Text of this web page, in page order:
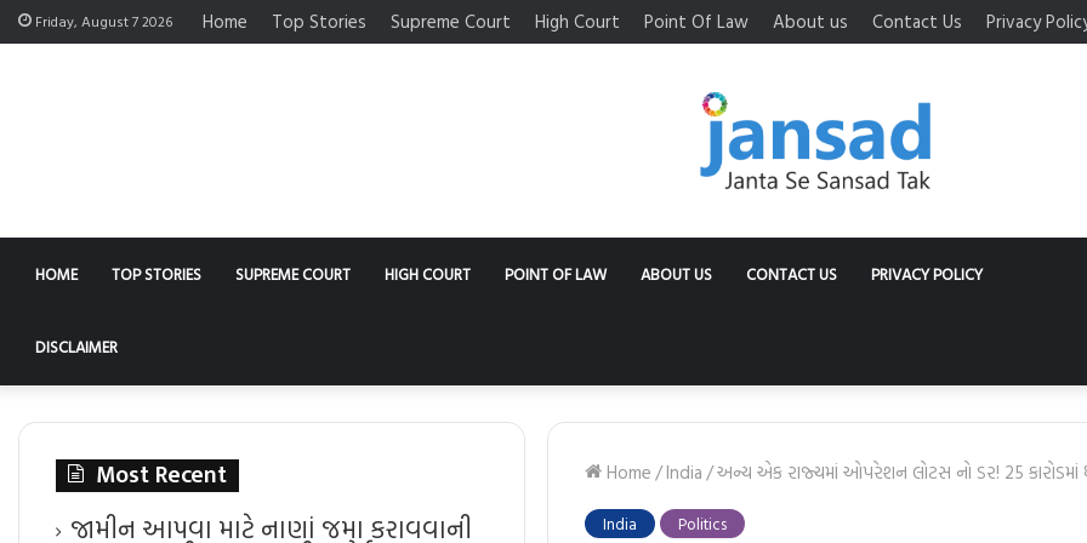
Friday, August 7 2026 Home Top Stories Supreme Court High Court Point Of Law About us Contact Us Privacy
HOME TOP STORIES SUPREME COURT HIGH COURT POINT OF LAW ABOUT US CONTACT US PRIVACY POLICY
DISCLAIMER
Home/India/અન્ય એક રાજ્યમાં ઓપરેશન લોટસ નો ડર! 25 કારોડમાં
India Politics
Most Recent
જામીન આપવા માટે નાણાં જમા કરાવવાની